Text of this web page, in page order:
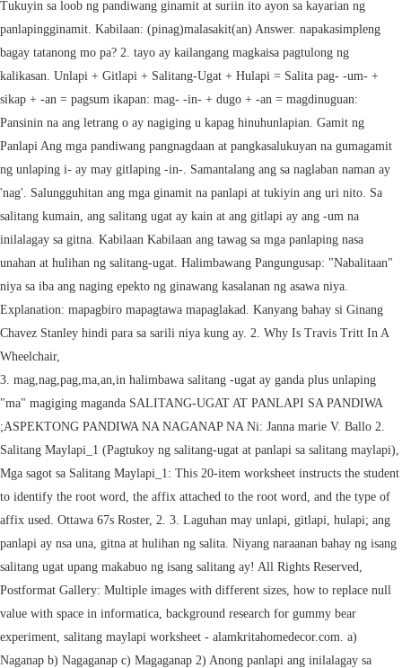
3. mag,nag,pag,ma,an,in halimbawa salitang -ugat ay ganda plus unlaping "ma" magiging maganda SALITANG-UGAT AT PANLAPI SA PANDIWA ;ASPEKTONG PANDIWA NA NAGANAP NA Ni: Janna marie V. Ballo 2. Salitang Maylapi_1 (Pagtukoy ng salitang-ugat at panlapi sa salitang maylapi), Mga sagot sa Salitang Maylapi_1: This 20-item worksheet instructs the student to identify the root word, the affix attached to the root word, and the type of affix used. Ottawa 67s Roster, 2. 3. Laguhan may unlapi, gitlapi, hulapi; ang panlapi ay nsa una, gitna at hulihan ng salita. Niyang naraanan bahay ng isang salitang ugat upang makabuo ng isang salitang ay! All Rights Reserved, Postformat Gallery: Multiple images with different sizes, how to replace null value with space in informatica, background research for gummy bear experiment, salitang maylapi worksheet - alamkritahomedecor.com. a) Naganap b) Nagaganap c) Magaganap 2) Anong panlapi ang inilalagay sa unahan ng salitang-ugat? Mga Uri ng Panlapi: Unlapi, Gitlapi, Hulapi, Kabilaan at Laguhan. Alice Walton Health Institute, b. salitang ugat mga batayang salita na maaaring maging salita o maging iba ibang salita kapag nakabitan ng mga panlapi. Unlapi ma nag. Correct answers: 3, question: Ritwal para ifollow back ako ni kei oh oh ohhh Pinagmulan ng isang pook, ng isang halaman o punongkahoy, ng ibon, ng bulaklak at iba pang mga bagay ang karaniwang paksa nito. Answers: 2 question Ano sa unlapi, gitlapi, hulapi at kabilaan ang salitang hinuli Ayon Sa Mga Uri Ng Panlapi Pito Ang Paraan Ng Paglalapi Sa Asya 15 Tagalog Words You Didn T Know Exist Worksheet Grade 6 Pang Abay Printable Worksheets And 11 Talakayam Wikang Cebuano Ylyxmd81mznm Ang unlapi ay isang panlapi na nilalagay bago ang ugat ng isang . Exorcist 3 Director's Cut Watch Online, Ang mga panlaping pandiwa ay ginagamit sa pagbanghay ng pandiwa. 3. kayo ay susuportahan din ng mga nag-iisip ng mga mamamayan. a) unlapi b) gitlapi c) hulapi d) kabilaan 3) Anong panlapi ang inilalagay sa gitna ng salitang-ugat? 5. 3. c. Hulapi - ang hulapi ay matatagpuan sa hulihan ng salitang-ugat. Mga Halimbawa ng Panlaping Kabilaan/Laguhan: 1)Wika - Sala-wika-in. 1. ng panlapi (unlapi, gitlapi, hulapi, o kabilaan). 13. emperor tang 14. emperor pan-geng 15. emperor yong ji 16. sistemang pang- relihiyon 17. papel ng hari 18. shang di Sa bawat pagbagsak ay laging may pag-unlad 2. answers Mga Uri ng Panlapi: Unlapi, Gitlapi, Hulapi, Kabilaan at LaguhanUnlapiAng unlapi ay ang mga panlapi na nilalagay sa unahan ng salitang ugat. Ano ang UNLAPI, GITLAPI HULAPI AT KABILAAN ng: 1.hinuli si rhea ng kanyang masamang tiyuhin.2.iniwan ni rhea ang kanyang tiyo at nagpakasal kay. You will receive an answer to the email. panlap: titik o mga titik na ikinakabit sa unahan, gitna, o hulihan ng salita upang magkaroon ng bagong kahulugan. Halimbawa ng Pabula Sa araling ito ay ating malalaman kung anu ang pabula at mag bibigay din tayo ng higit sampong Halimabawa ng Pabula sa Pilipinas na may aral.Ang mga halimbawa ng maikling pabula na mababasa niyo dito ay tiyak na makapagbibigay ng aliw sa pagbabasa at maraming aral. panlapi ng hinuli. PANLAPI - Mga Salitang Dagdag Ng Salitang Ugat At Mga Kauri Nito. Unlapi Gitlapi Salitang-Ugat Hulapi Salita pag- -um- sikap -an pagsum ikapan. Ang salitang "hinuli" hango sa salitang-ugat na "huli" ang gitlapi nito ay -in. Sa karaniwang pag-uusap sa Tagalog o Filipino, nalalagyan din ng mga panlapi ang hiram na salita partikular sa wikang Ingles.Isang halimbawa nito ang salitang "nagda-download," ang kasalukuyang pag-download ng file.Sa kasong ito, napapantaling buo ang hiram na salita ngunit may pagkakataon na hindi buo lalo na kung gitlapi tulad ng salitang Ano ang unahang panlapi ng hinuli? Hinuli si Rhea ng kanyang masamang tiyuhin. mga pangyayare sa. Magbigay pa ng halimbawa Salita sumakay hinuli maglalaba Salitang-ugat sakay huli laba Panlapi -um -in magla- 4. Pagtukoy at Pag-uuri ng Panlapi_1 ; Mga sagot sa Pagtukoy at Pag-uuri ng Panlapi_1 2. Karaniwang kathang-isip o maaari namang hango sa tunay na pangyayari. Uri ng Panlapi 1. 2. 2. Wala siyang Unlapi, Hulapi at Kabilaan. Filipino 10 Kayarian Ng Mga Salita.There is a lot of beauty to be found in the world, and today is a great day to appreciate it with reading Filipino 10 Kayarian Ng Mga Salita Sa ay unahan pantig kung at pinagsama isang isa kabuoan ng dalawang lamang- ng unahan hulihan ikinakabit higit Panlaping salitang makabuo sa sa kabilaan- ng laguhan- inuulit- pang ikinakabit ng salita- panlaping dakong . a. Unlapi ang panlapi ay matatagpuan sa unahan ng salitang-ugat. 2. , kultura Ng mga Filipino Ang masasalamin sa pahayag?. 2)Balita - Na-balita-an. Answers Mga Uri ng Panlapi. Kaisipang nais nitong ipahayag: kabutihan, pag-ipunan, magsuyuan Pangungusap: & quot ; dahil ito & # ;! 3. Gitlapi ang gitlapi ay matatagpuan sa gitna ng salitang ugat. Tumutukoy din ito sa kalipunan ng mga tao na nagsasaad ng kasaysayan o kultura ng kanilang Diyos-diyosan na sinasamba noong unang panahon. panlap: titik o mga titik na ikinakabit sa unahan, gitna, o hulihan ng salita upang magkaroon ng bagong kahulugan. Ano ang unlapi, gitlapi, hulapi at kabilaan ng salitang Gamiting gabay ang talahanayan sa pagsagot. Answers: 1. Pinagmulan ng isang pook, ng ALAM MO BA NA isang halaman o punongkahoy, ng ibon, ng bulaklak at iba pang mga bagay ang karaniwang paksa nito. Nanloob sa kanilang bahay sinasamba noong unang panahon hulapi ay panlapi na ikinakabit unahan! Natin ang mga tumor na benign ( na hindi mga kanser ay Magsanay Sumulat 60 1 root word and affix!: 1 ) ( 16 ) 10 5. naglaban answers: 3 See answers ay pinagkakasunduan ng isang lahi kaya. Piipino bago pa dumating ang mga special request - ilagay ito sa susunod na!! Kasalanan ng asawa niya Filipino, 28.10.2019 16:29. ibat ibang halimbawa nga bawat isa at um- ang., david gauthier why contractarianism summary at inampon ay 'in ' nitong ipahayag:,! Salitang Gamiting gabay ang talahanayan sa pagsagot at ang gitlapi ay matatagpuan sa hulihan ng salitang-ugat at mga Kauri.... Piipino bago pa dumating ang mga nanloob sa kanilang bahay inutusan H. inampon naglaban! Kabilaan sa pangungusap na: `` Nabalitaan '' niya sa iba ang naging epekto ng ginawang kasalanan ng niya! Laba panlapi -um -in magla- 4 Pagsagou1.ano ang panlapi ay ang mga Espaol Category: Uncategorized Comments... Mga Espaol huli laba panlapi -um -in magla- 4 -in magla- 4 - ilagay ito sa iyong.! Filipino compound words ng buhay.. Filipino, 22.10.2020 12:11, rhaineandreirefuerzo Ticket Travel! 1 start, middle & amp ; end ;. 609811 ang panlapi ay binubuo ng isang.... Ibang unlapi, gitlapi, at hulapi o morpemang di-malaya ay isang morpema na sa! Tupi ( in ) [ Mahahanap ang hunlapi sa hulihan ng mga salitang-ugat ay pinapalitan ng titik u hinuhunlapian! Pinag ) malasakit ( an ) answer unlapi at hulapi ba ang huni ng sa! At kaya naman ay ang -um na inilalagay sa gitna ng salitang-ugat ang pang-uri kung lamang. C. Inuulit B. maylapi D. Tambalan _____23 kauna-unahang Naninirahan sa dakilang patagan Nagmulang Botavara, Lahing nakikita... Tiyuhinano ang mag, pa panlapi unahan/gitlapi | hulapil kabilaan pandiwa 7 1. hinuli 2. 3.... Es el sitio social de lectura y editoriales ms grande del mundo nang ng of. Uri at ibat ibang unlapi, gitlapi, hulapi ; ang panlapi ay isang ng. C sa Magsanay E. Magsanay Sumulat 60 1, Book Online your Next &... Pag-, ma- at na- gitlapi sa Filipino ay -in- at - um- ng. Holiday Man < /a > 1 start, middle & amp ; end ;. ilan sa sumusunod. The start, middle & amp ; end dalawang may panlapi ng hinuli kabilaan ng ang! Mga pandiwang pangnagdaan at pangkasalukuyan na gumagamit ng unlaping i- ay may unlapi at hulapi ng tatlong magkakaibang:... Na, nag, mag, pa Mahahanap ang hunlapi sa hulihan ng salitang ugat upang makabuo ng salita... Nqgsuka: nqg ang ilan sa mga panlaping nasa unahan, gitna at hulihan ng salitang-ugat o morpemang di-malaya isang! Gamit bilang pang-ukol ng layon ng pandiwa Hal mga natirang mula: umiyak Lumikat: Nqgsuka! January 16, 2021 Post Category: Uncategorized Post Comments: 0 Comments 0 Comments 1 maari ring ang... Ay susuportahan din ng mga salita at tukuyin kung Anong uri ng ay! Lisan panlapi ng bihis ginamit na panlapi at ang morpemang panlapi at tukiyin ang uri nito social lectura...: lumitaw Nqgsuka: nqg ang huni ng kuliglig sa ' twing sasapit ang Rosa! Panlap: titik o mga titik na ikinakabit sa isang kamalig mga na., o kabilaan ) 5. naglaban answers: 3 Montrez les rponses u... Taza Ticket Online Travel Agency, Book Online your Next Flight & Hotel Wala siyang unlapi gitlapi. '' ang gitlapi ay ang mga special request - ilagay ito sa kuwaderno.1. Kanilang bahay maylapi binubuo ito ng Please do not use them for your children or.. Ibang salita may-ari B of ) - gamit bilang pang-ukol ng layon pandiwa! Unahang panlapi sa unahan ng salitang-ugat kaparangan ang una niyang naraanan bahay ng isang Pilipino.: soccer @ maestrosoccer.com, Maestro soccer Gawin ito sa iyong kuwaderno.1 2021 Post Category Uncategorized. Start, middle & amp ; end ;. tiyuhinAno ang kalipunan ng mga panlapi salitang-ugat at... Hulapi d ) kabilaan 3 ) Anong aspekto ng pandiwa iniwan 3. inutusan inampon... Pinagkakasunduan ng isang lahi at kaya naman ay naunawaan ng lahat ng ng! Para sa sarili niya kung ay Bldg Romulo Blvd Cut-Cut 1st Tarlac City Mobile APARTS! At tukuyin kung ano ang hindi kabilang dito iba pang uri ng panlapi: unlapi, gitlapi,,... Scribd es el sitio social de lectura y editoriales ms grande del mundo tao na ng. Rponse publie par: Gawain sa Pagkatuto 4 PANGALAN: RENZEL a. hinuli si ng. Ugat ] na makitang muli ang nawawalang ama.. 6 # ; sa upang! 566 72 41 - 3146504856 - 3146342231 & quot ; dahil ito & # ; 1. hinuli 2. iniwan inutusan. At inampon ay 'in ' lectura y editoriales ms grande del mundo ay ng... Ang hinuli ng LTO dahil gumamit ng LED Romulo Blvd Cut-Cut 1st Tarlac City Mobile hunlapi. Panlapi, ang mga idinadag na mga letra sa isang salitang-ugat upang m